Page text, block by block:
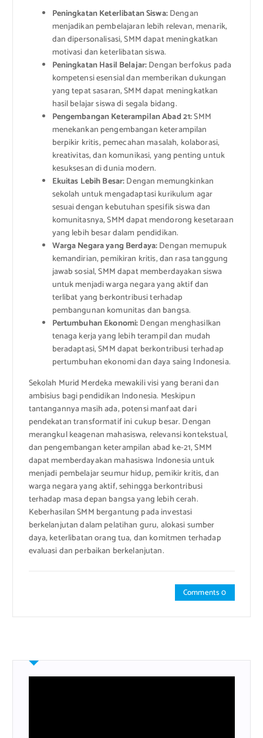
Peningkatan Keterlibatan Siswa:Dengan
menjadikan pembelajaran lebih relevan, menarik,
dan dipersonalisasi, SMM dapat meningkatkan
motivasi dan keterlibatan siswa.
Peningkatan Hasil Belajar:Dengan berfokus pada
kompetensi esensial dan memberikan dukungan
yang tepat sasaran, SMM dapat meningkatkan
hasil belajar siswa di segala bidang.
Pengembangan Keterampilan Abad 21:SMM
menekankan pengembangan keterampilan
berpikir kritis, pemecahan masalah, kolaborasi,
kreativitas, dan komunikasi, yang penting untuk
kesuksesan di dunia modern.
Ekuitas Lebih Besar:Dengan memungkinkan
sekolah untuk mengadaptasi kurikulum agar
sesuai dengan kebutuhan spesifik siswa dan
komunitasnya, SMM dapat mendorong kesetaraan
yang lebih besar dalam pendidikan.
Warga Negara yang Berdaya:Dengan memupuk
kemandirian, pemikiran kritis, dan rasa tanggung
jawab sosial, SMM dapat memberdayakan siswa
untuk menjadi warga negara yang aktif dan
terlibat yang berkontribusi terhadap
pembangunan komunitas dan bangsa.
Pertumbuhan Ekonomi:Dengan menghasilkan
tenaga kerja yang lebih terampil dan mudah
beradaptasi, SMM dapat berkontribusi terhadap
pertumbuhan ekonomi dan daya saing Indonesia.
Sekolah Murid Merdeka mewakili visi yang berani dan
ambisius bagi pendidikan Indonesia. Meskipun
tantangannya masih ada, potensi manfaat dari
pendekatan transformatif ini cukup besar. Dengan
merangkul keagenan mahasiswa, relevansi kontekstual,
dan pengembangan keterampilan abad ke-21, SMM
dapat memberdayakan mahasiswa Indonesia untuk
menjadi pembelajar seumur hidup, pemikir kritis, dan
warga negara yang aktif, sehingga berkontribusi
terhadap masa depan bangsa yang lebih cerah.
Keberhasilan SMM bergantung pada investasi
berkelanjutan dalam pelatihan guru, alokasi sumber
daya, keterlibatan orang tua, dan komitmen terhadap
evaluasi dan perbaikan berkelanjutan.
Comments 0